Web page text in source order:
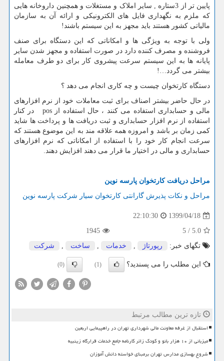
پایین تر از 3ستاره , سایر املاک و مستغلات و همچنین داروخانه هایی
که ملزم به نگهداری فایل های الکترونیکی و ارائه آن به سازمان
مالیاتی کشور هستند باید مجهز به این سیستم باشند!
ولی با توجه به ویژگی ها و امکاناتی که این دستگاه برای صنف
فروشنده و مصرف کننده دارد در صورت استفاده و مجهز شدن سایر
پایانه ها به این سیستم سرعت پیشروی کار برای دو طرف معامله
بیشتر می گردد…!
دستگاه کارتخوان چیست و چه کاری انجام می دهد ؟
در حال حاضر بیشتر اصناف برای ثبت معاملات خود از نرم افزارهای
مالی و حسابداری استفاده می کنند ، حال استفاده ازpos در کنار
استفاده از نرم افزار حسابداری و ثبت دریافت ها و پرداخت ها شاید
کمی زمان بر باشد و امروزه همه علاقه مند به این موضوع هستند که
سرعت انجام کار خود را با استفاده از امکاناتی که نرم افزارهای
حسابداری و مالی در اختیار ما قرار می دهند افزایش دهند.
مراحل دریافتکارتخوان پارسه نوین
مراحل و نکات پذیرش گارانتی کارتخوان سیار شرکت پارسه نوین
1399/04/18
22:10:30
5.0
/
5
1945
تگهای خبر:
رپورتاژ , خدمات , ساخت , شركت
این مطلب را می پسندید؟ (1)
(0)
تازه ترین مطالب مرتبط
استقبال از غرفه معاونت مالی شهرداری تهران در راهپیمایی اربعین
میزبانی از ۱۰ هزار بانو و کودک زائر کارنامه جامع خدمات قرارگاه زینبیه
شروع بهسازی مدارس تهران برمبنای خواسته دانش آموزان